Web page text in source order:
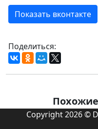
Показать вконтакте
Поделиться:
Copyright 2026 ©